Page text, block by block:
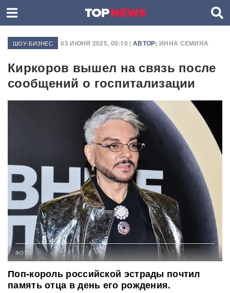
ШОУ-БИЗНЕС 03 ИЮНЯ 2025, 00:10 | АВТОР: ИННА СЕМИНА
Киркоров вышел на связь после
сообщений о госпитализации
ФОТО:
Поп-король российской эстрады почтил
память отца в день его рождения.